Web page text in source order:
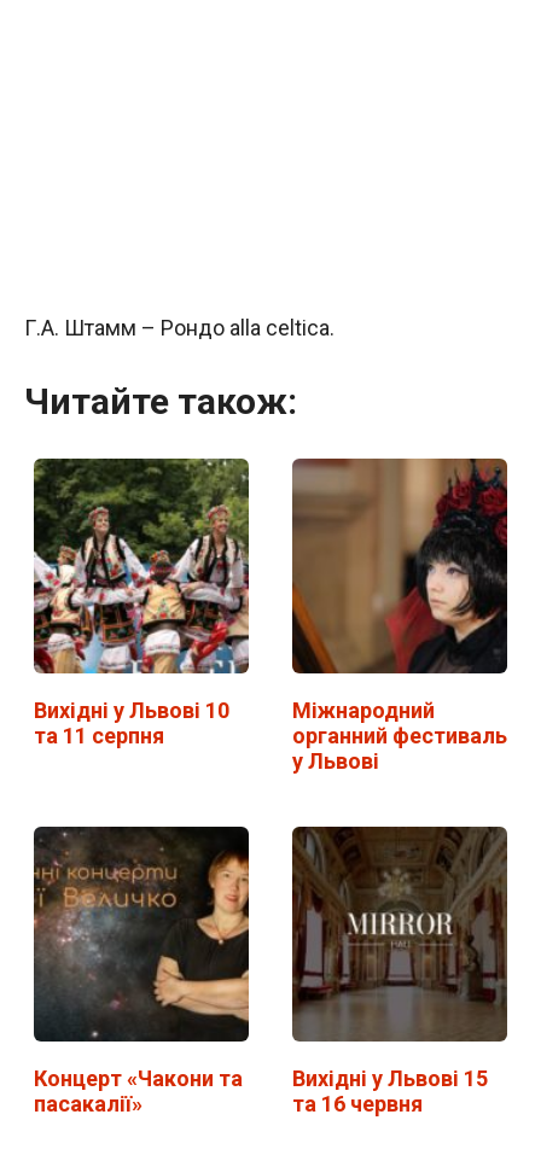
Г.А. Штамм – Рондо alla celtica.
Читайте також:
Вихідні у Львові 10
та 11 серпня
Міжнародний
органний фестиваль
у Львові
Концерт «Чакони та
пасакалії»
Вихідні у Львові 15
та 16 червня